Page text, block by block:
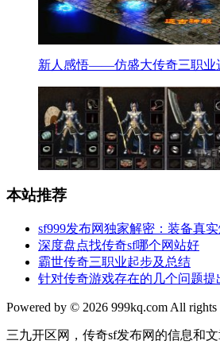
新人感悟——仿盛大传奇三职业
本站推荐
sf999发布网独家解密：装备真
深度盘点找传奇sf哪个网站好
霸世传奇三职业起步及总结
针对传奇游戏存在的几个问题提
Powered by © 2026 999kq.com All rights
三九开区网，传奇sf发布网的信息和